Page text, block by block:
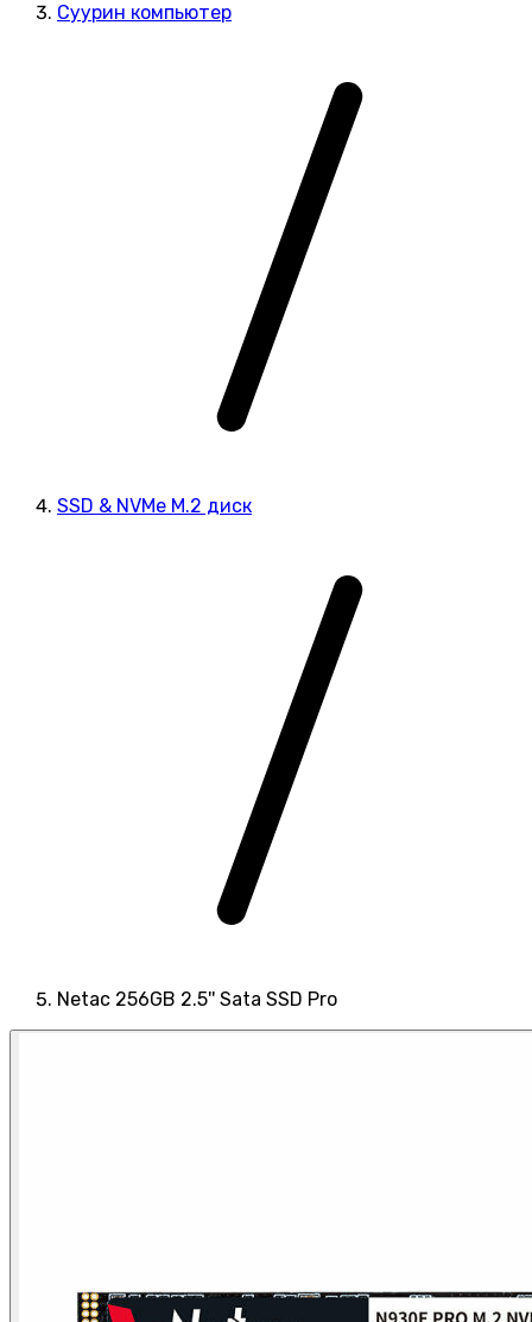
Суурин компьютер
SSD & NVMe M.2 диск
Netac 256GB 2.5'' Sata SSD Pro